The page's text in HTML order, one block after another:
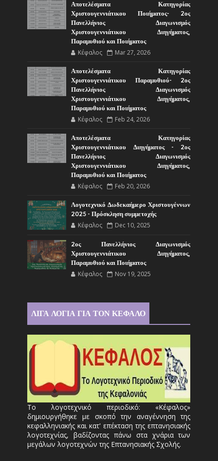
Αποτελέσματα Κατηγορίας
Χριστουγεννιάτικου Ποιήματος- 2ος
Πανελλήνιος Διαγωνισμός
Χριστουγεννιάτικου Διηγήματος,
Παραμυθιού και Ποιήματος
Κέφαλος Mar 27, 2026
Αποτελέσματα Κατηγορίας
Χριστουγεννιάτικου Παραμυθιού- 2ος
Πανελλήνιος Διαγωνισμός
Χριστουγεννιάτικου Διηγήματος,
Παραμυθιού και Ποιήματος
Κέφαλος Feb 24, 2026
Αποτελέσματα Κατηγορίας
Χριστουγεννιάτικου Διηγήματος - 2ος
Πανελλήνιος Διαγωνισμός
Χριστουγεννιάτικου Διηγήματος,
Παραμυθιού και Ποιήματος
Κέφαλος Feb 20, 2026
Λογοτεχνικό Δωδεκαήμερο Χριστουγέννων
2025 - Πρόσκληση συμμετοχής
Κέφαλος Dec 10, 2025
2ος Πανελλήνιος Διαγωνισμός
Χριστουγεννιάτικου Διηγήματος,
Παραμυθιού και Ποιήματος
Κέφαλος Nov 19, 2025
ΛΙΓΑ ΛΟΓΙΑ ΓΙΑ ΤΟΝ ΚΕΦΑΛΟ
Το λογοτεχνικό περιοδικό: «Κέφαλος»
δημιουργήθηκε με σκοπό την αναγέννηση της
κεφαλληνιακής και κατ' επέκταση της επτανησιακής
λογοτεχνίας, βαδίζοντας πάνω στα χνάρια των
μεγάλων λογοτεχνών της Επτανησιακής Σχολής.